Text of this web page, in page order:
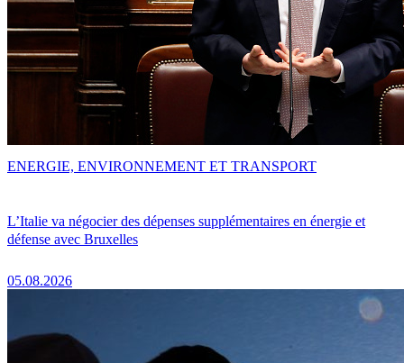
L’Italie va négocier des dépenses supplémentaires en énergie et
défense avec Bruxelles
05.08.2026
ENERGIE, ENVIRONNEMENT ET TRANSPORT